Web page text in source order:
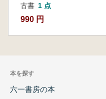
古書 1 点
990 円
本を探す
六一書房の本